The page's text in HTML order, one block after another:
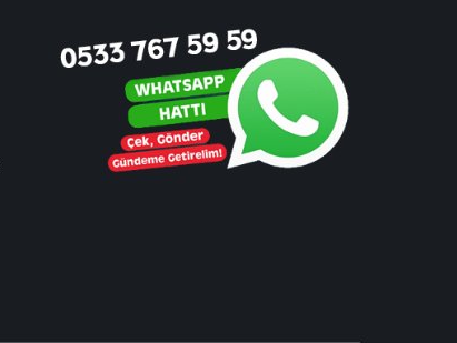
11 saat önce
Beykoz’da gençler geleceklerini
şekillendirdi